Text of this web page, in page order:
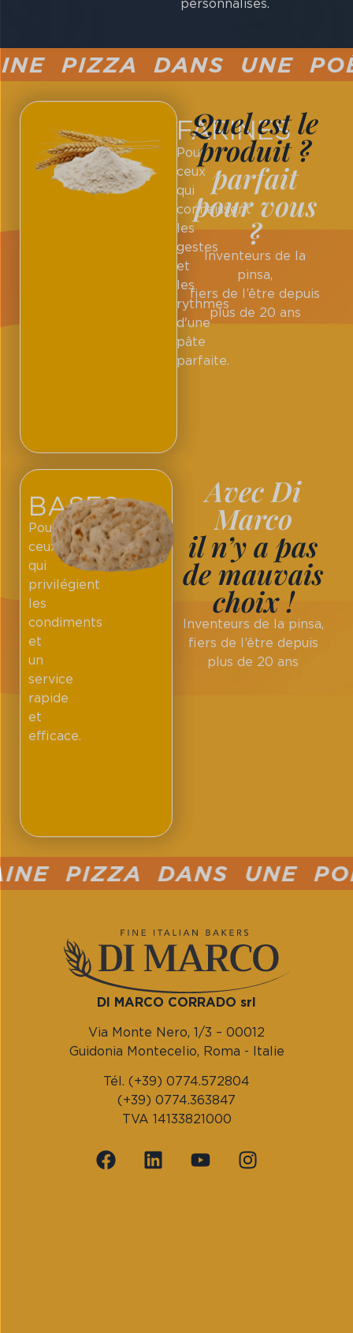
personnalisés.
PIZZA DANS UNE
FARINES
Pour
ceux
qui
connaissent
les
gestes
et
les
rythmes
d'une
pâte
parfaite.
Quel est le
produit ?
parfait
pour vous
?
Inventeurs de la
pinsa,
fiers de l’être depuis
plus de 20 ans
Avec Di
Marco
il n’y a pas
de mauvais
choix !
Inventeurs de la pinsa,
fiers de l’être depuis
plus de 20 ans
BASES
Pour
ceux
qui
privilégient
les
condiments
et
un
service
rapide
et
efficace.
PIZZA DANS UNE
DI MARCO CORRADO srl
Via Monte Nero, 1/3 – 00012
Guidonia Montecelio, Roma - Italie
Tél. (+39) 0774.572804
(+39) 0774.363847
TVA 14133821000